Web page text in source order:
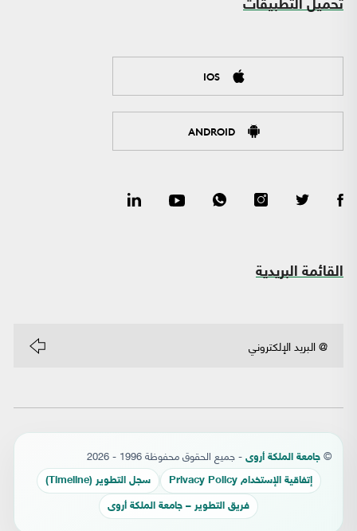
تحميل التطبيقات
IOS
ANDROID
القائمة البريدية
© جامعة الملكة أروى - جميع الحقوق محفوظة 1996 - 2026
إتفاقية الإستخدام Privacy Policy سجل التطوير (Timeline)
فريق التطوير – جامعة الملكة أروى